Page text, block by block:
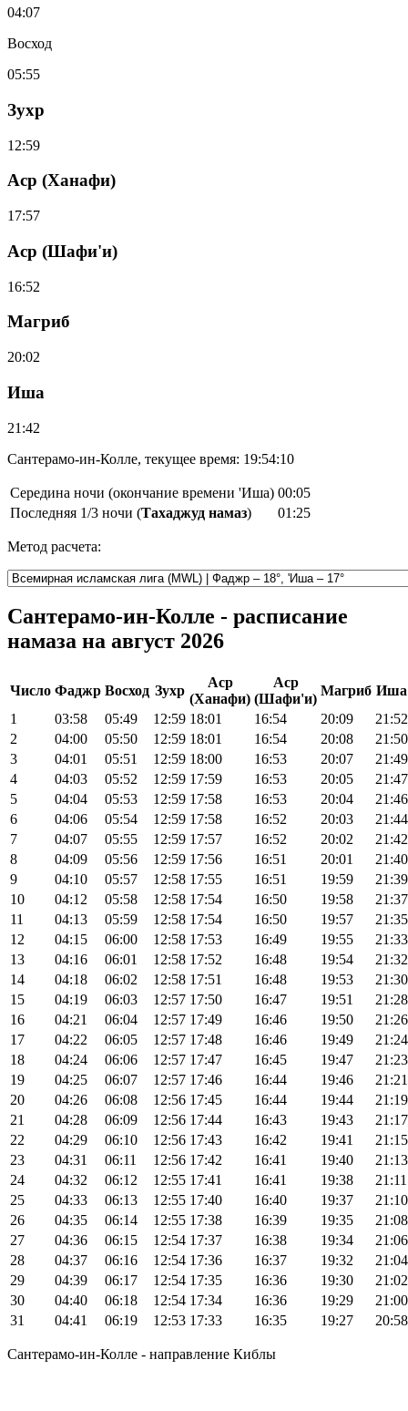
04:07
Восход
05:55
Зухр
12:59
Аср (Ханафи)
17:57
Аср (Шафи'и)
16:52
Магриб
20:02
Иша
21:42
Сантерамо-ин-Колле, текущее время: 19:54:10
Середина ночи (окончание времени 'Иша) 00:05
Последняя 1/3 ночи (Тахаджуд намаз) 01:25
Метод расчета:
Сантерамо-ин-Колле - расписание
намаза на август 2026
Число Фаджр Восход Зухр
Аср
(Ханафи)
Аср
(Шафи'и)
Магриб Иша
1
03:58 05:49 12:59 18:01 16:54 20:09
21:52
2
04:00 05:50 12:59 18:01 16:54 20:08
21:50
3
04:01 05:51 12:59 18:00 16:53 20:07
21:49
4
04:03 05:52 12:59 17:59 16:53 20:05
21:47
5
04:04 05:53 12:59 17:58 16:53 20:04
21:46
6
04:06 05:54 12:59 17:58 16:52 20:03
21:44
7
04:07 05:55 12:59 17:57 16:52 20:02
21:42
8
04:09 05:56 12:59 17:56 16:51 20:01
21:40
9
04:10 05:57 12:58 17:55 16:51 19:59
21:39
10
04:12 05:58 12:58 17:54 16:50 19:58
21:37
11
04:13 05:59 12:58 17:54 16:50 19:57
21:35
12
04:15 06:00 12:58 17:53 16:49 19:55
21:33
13
04:16 06:01 12:58 17:52 16:48 19:54
21:32
14
04:18 06:02 12:58 17:51 16:48 19:53
21:30
15
04:19 06:03 12:57 17:50 16:47 19:51
21:28
16
04:21 06:04 12:57 17:49 16:46 19:50
21:26
17
04:22 06:05 12:57 17:48 16:46 19:49
21:24
18
04:24 06:06 12:57 17:47 16:45 19:47
21:23
19
04:25 06:07 12:57 17:46 16:44 19:46
21:21
20
04:26 06:08 12:56 17:45 16:44 19:44
21:19
21
04:28 06:09 12:56 17:44 16:43 19:43
21:17
22
04:29 06:10 12:56 17:43 16:42 19:41
21:15
23
04:31 06:11 12:56 17:42 16:41 19:40
21:13
24
04:32 06:12 12:55 17:41 16:41 19:38
21:11
25
04:33 06:13 12:55 17:40 16:40 19:37
21:10
26
04:35 06:14 12:55 17:38 16:39 19:35
21:08
27
04:36 06:15 12:54 17:37 16:38 19:34
21:06
28
04:37 06:16 12:54 17:36 16:37 19:32
21:04
29
04:39 06:17 12:54 17:35 16:36 19:30
21:02
30
04:40 06:18 12:54 17:34 16:36 19:29
21:00
31
04:41 06:19 12:53 17:33 16:35 19:27 20:58
Сантерамо-ин-Колле - направление Киблы